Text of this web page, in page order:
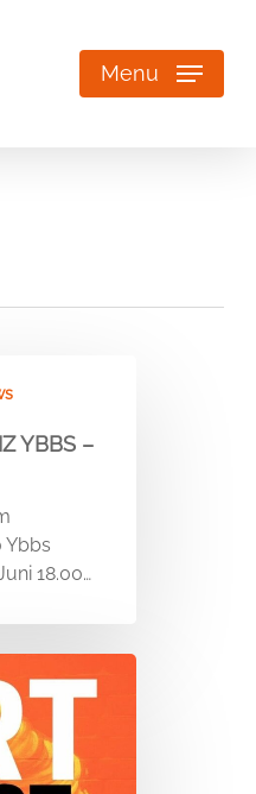
Menu
YBBS –
Ybbs
18.00…